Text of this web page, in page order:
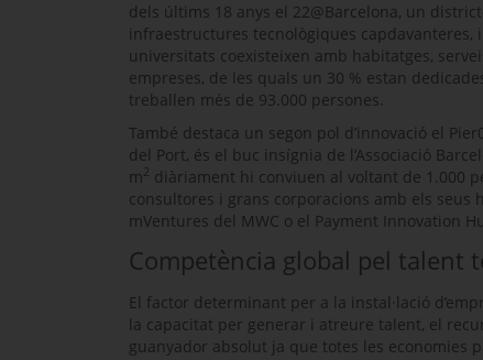
dels últims 18 anys el 22@Barcelona, un
infraestructures tecnològiques capdavanteres,
universitats coexisteixen amb habitatges,
empreses, de les quals un 30 % estan
treballen més de 93.000 persones.
També destaca un segon pol d’innovació el
del Port, és el buc insígnia de l’Associació
m2 diàriament hi conviuen al voltant de 1.000
consultores i grans corporacions amb els seus
mVentures del MWC o el Payment Innovation
Competència global pel talent
El factor determinant per a la instal·lació
la capacitat per generar i atreure talent, el
guanyador absolut ja que totes les economies